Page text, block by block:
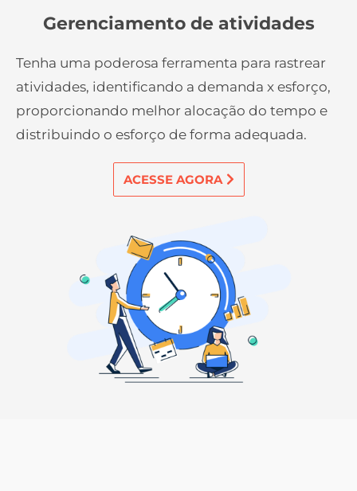
Gerenciamento de atividades
Tenha uma poderosa ferramenta para rastrear
atividades, identificando a demanda x esforço,
proporcionando melhor alocação do tempo e
distribuindo o esforço de forma adequada.
ACESSE AGORA